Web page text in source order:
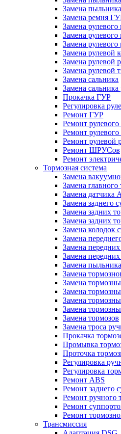
Замена
Замена ремня
Замена рулевого
Замена рулевого
Замена рулевого
Замена рулевой
Замена рулевой
Замена рулевой
Замена сальника
Замена
Прокачка ГУР
Регулировка
Ремонт ГУР
Ремонт
Ремонт рулевого
Ремонт рулевой
Ремонт ШРУСов
Ремонт
Тормозная система
Замена
Замена
Замена датчика
Замена заднего
Замена задних
Замена задних
Замена колодок
Замена
Замена
Замена
Замена
Замена
Замена
Замена
Замена
Замена
Замена тормозов
Замена троса
Прокачка
Промывка
Проточка
Регулировка
Регулировка
Ремонт ABS
Ремонт заднего
Ремонт ручного
Ремонт
Ремонт
Трансмиссия